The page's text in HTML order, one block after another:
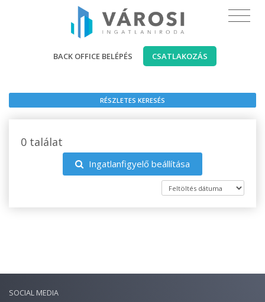
BACK OFFICE BELÉPÉS CSATLAKOZÁS
RÉSZLETES KERESÉS
0 találat
Ingatlanfigyelő beállítása
SOCIAL MEDIA